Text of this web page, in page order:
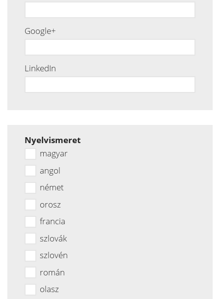
Google+
LinkedIn
Nyelvismeret
magyar
angol
német
orosz
francia
szlovák
szlovén
román
olasz